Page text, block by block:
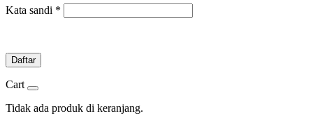
Kata sandi *
Daftar
Cart
Tidak ada produk di keranjang.